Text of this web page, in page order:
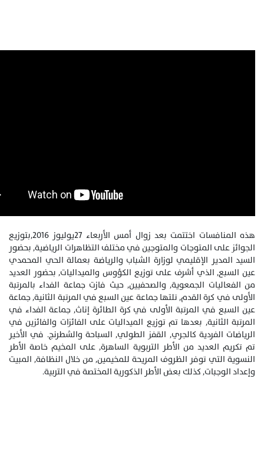
هذه المنافسات اختتمت بعد زوال أمس الأربعاء 27يوليوز 2016,بتوزيع
الجوائز على المتوجات والمتوجين في مختلف التظاهرات الرياضية, بحضور
السيد المدير الإقليمي لوزارة الشباب والرياضة بعمالة الحي المحمدي
عين السبع, الذي أشرف على توزيع الكؤوس والميداليات, بحضور العديد
من الفعاليات الجمعوية, والصحفيين, حيث فازت جماعة الفداء بالمرتبة
الأولى في كرة القدم, تلتها جماعة عين السبع في المرتبة الثانية, جماعة
عين السبع في المرتبة الأولى في كرة الطائرة إناث, جماعة الفداء في
المرتبة الثانية, بعدها تم توزيع الميداليات على الفائزات والفائزين في
الرياضات الفردية كالجري, القفز الطولي, السباحة والشطرنج. في الأخير
تم تكريم العديد من الأطر التربوية الساهرة, على المخيم خاصة الأطر
النسوية التي توفر الظروف المريحة للمخيمين, من خلال النظافة, المبيت
وإعداد الوجبات, كذلك بعض الأطر الذكورية المختصة في التربية.